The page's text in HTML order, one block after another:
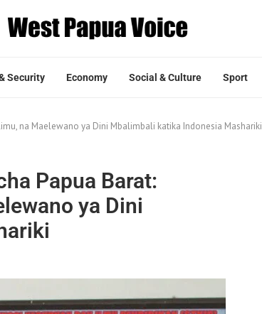
Security Economy Social & Culture Sport
na Maelewano ya Dini Mbalimbali katika Indonesia Mashariki
Papua Barat:
ya Dini